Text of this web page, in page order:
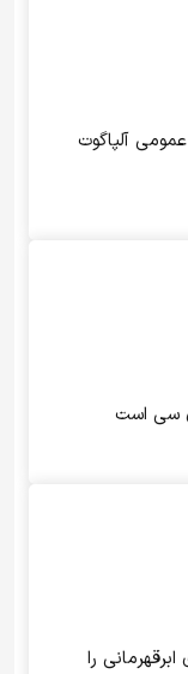
آلپاگوت
سی است
را